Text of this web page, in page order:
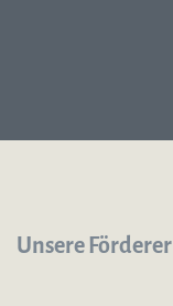
Unsere Förderer